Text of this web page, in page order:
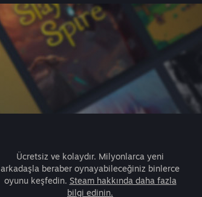
Ücretsiz ve kolaydır. Milyonlarca yeni
arkadaşla beraber oynayabileceğiniz binlerce
oyunu keşfedin. Steam hakkında daha fazla
bilgi edinin.